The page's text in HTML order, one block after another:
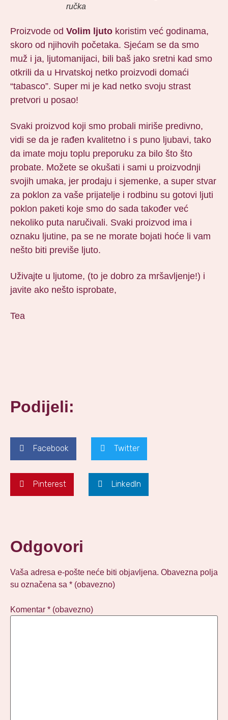
ručka
Proizvode od Volim ljuto koristim već godinama,
skoro od njihovih početaka. Sjećam se da smo
muž i ja, ljutomanijaci, bili baš jako sretni kad smo
otkrili da u Hrvatskoj netko proizvodi domaći
“tabasco”. Super mi je kad netko svoju strast
pretvori u posao!
Svaki proizvod koji smo probali miriše predivno,
vidi se da je rađen kvalitetno i s puno ljubavi, tako
da imate moju toplu preporuku za bilo što što
probate. Možete se okušati i sami u proizvodnji
svojih umaka, jer prodaju i sjemenke, a super stvar
za poklon za vaše prijatelje i rodbinu su gotovi ljuti
poklon paketi koje smo do sada također već
nekoliko puta naručivali. Svaki proizvod ima i
oznaku ljutine, pa se ne morate bojati hoće li vam
nešto biti previše ljuto.
Uživajte u ljutome, (to je dobro za mršavljenje!) i
javite ako nešto isprobate,
Tea
Podijeli:
Facebook Twitter
Pinterest LinkedIn
Odgovori
Vaša adresa e-pošte neće biti objavljena. Obavezna polja
su označena sa * (obavezno)
Komentar * (obavezno)